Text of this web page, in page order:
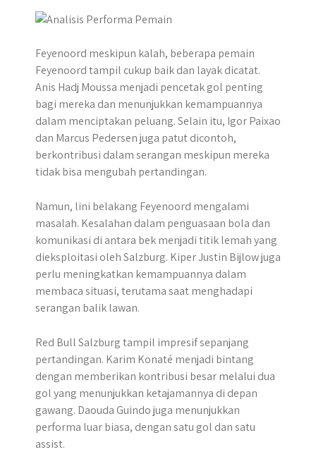
Feyenoord meskipun kalah, beberapa pemain
Feyenoord tampil cukup baik dan layak dicatat.
Anis Hadj Moussa menjadi pencetak gol penting
bagi mereka dan menunjukkan kemampuannya
dalam menciptakan peluang. Selain itu, Igor Paixao
dan Marcus Pedersen juga patut dicontoh,
berkontribusi dalam serangan meskipun mereka
tidak bisa mengubah pertandingan.
Namun, lini belakang Feyenoord mengalami
masalah. Kesalahan dalam penguasaan bola dan
komunikasi di antara bek menjadi titik lemah yang
dieksploitasi oleh Salzburg. Kiper Justin Bijlow juga
perlu meningkatkan kemampuannya dalam
membaca situasi, terutama saat menghadapi
serangan balik lawan.
Red Bull Salzburg tampil impresif sepanjang
pertandingan. Karim Konaté menjadi bintang
dengan memberikan kontribusi besar melalui dua
gol yang menunjukkan ketajamannya di depan
gawang. Daouda Guindo juga menunjukkan
performa luar biasa, dengan satu gol dan satu
assist.